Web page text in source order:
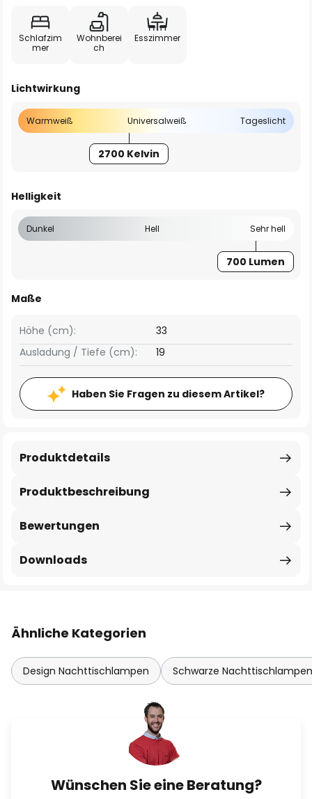
Schlafzim
mer
Wohnberei
ch
Esszimmer
Lichtwirkung
Warmweiß Universalweiß Tageslicht
2700 Kelvin
Helligkeit
Dunkel Hell Sehr hell
700 Lumen
Maße
Höhe (cm):
33
Ausladung / Tiefe (cm):
19
Haben Sie Fragen zu diesem Artikel?
Produktbeschreibung
Produktdetails
Bewertungen
Downloads
Ähnliche Kategorien
Design Nachttischlampen Schwarze Nachttischlampen
Wünschen Sie eine Beratung?